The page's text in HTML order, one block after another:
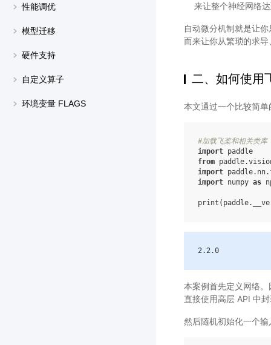
性能调优
模型迁移
硬件支持
自定义算子
环境变量 FLAGS
来让整个神经网络
自动微分机制就是让
而来让你从繁琐的求
二、如何使用
本文通过一个比较简
#加载飞桨和相关类库
import paddle
from
import
import numpy as
print ( paddle.
2.2.0
本案例首先定义网络
直接使用高层 API 中
然后随机初始化一个输